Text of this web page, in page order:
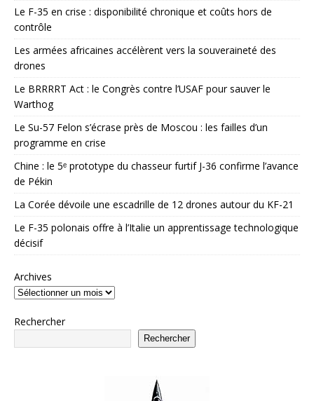
Le F-35 en crise : disponibilité chronique et coûts hors de
contrôle
Les armées africaines accélèrent vers la souveraineté des
drones
Le BRRRRT Act : le Congrès contre l’USAF pour sauver le
Warthog
Le Su-57 Felon s’écrase près de Moscou : les failles d’un
programme en crise
Chine : le 5ᵉ prototype du chasseur furtif J-36 confirme l’avance
de Pékin
La Corée dévoile une escadrille de 12 drones autour du KF-21
Le F-35 polonais offre à l’Italie un apprentissage technologique
décisif
Archives
Rechercher
Rechercher